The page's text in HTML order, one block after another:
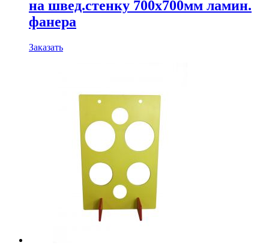
на швед.стенку 700х700мм ламин.
фанера
Заказать